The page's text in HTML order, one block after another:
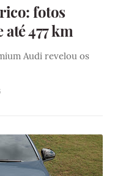
fotos
477 km
Audi revelou os